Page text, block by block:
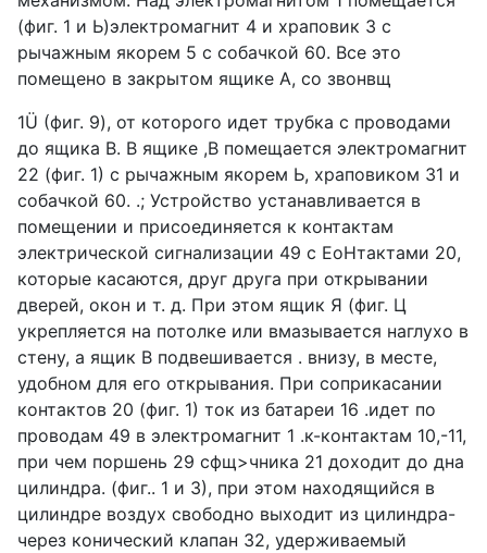
(фиг. 1 и Ь)электромагнит 4 и храповик 3 с
рычажным якорем 5 с собачкой 60. Все это
помещено в закрытом ящике А, со звонвщ
1Ü (фиг. 9), от которого идет трубка с проводами
до ящика В. В ящике ,В помещается электромагнит
22 (фиг. 1) с рычажным якорем Ь, храповиком 31 и
собачкой 60. .; Устройство устанавливается в
помещении и присоединяется к контактам
электрической сигнализации 49 с ЕоНтактами 20,
которые касаются, друг друга при открывании
дверей, окон и т. д. При этом ящик Я (фиг. Ц
укрепляется на потолке или вмазывается наглухо в
стену, а ящик В подвешивается . внизу, в месте,
удобном для его открывания. При соприкасании
контактов 20 (фиг. 1) ток из батареи 16 .идет по
проводам 49 в электромагнит 1 .к-контактам 10,-11,
при чем поршень 29 сфщ>чника 21 доходит дo дна
цилиндра. (фиг.. 1 и 3), при этом находящийся в
цилиндре воздух свободно выходит из цилиндра-
через конический клапан 32, удерживаемый